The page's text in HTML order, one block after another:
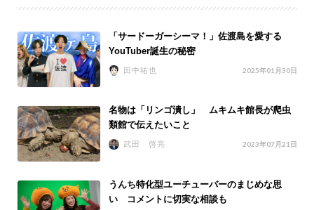
「サードーガーシーマ！」佐渡島を愛する
YouTuber誕生の秘密
田中祐也 2025年01月30日
名物は「リンゴ潰し」 ムキムキ館長が爬虫
類館で伝えたいこと
武田 啓亮 2023年07月21日
うんち特化型ユーチューバーのまじめな思
い コメントに切実な相談も